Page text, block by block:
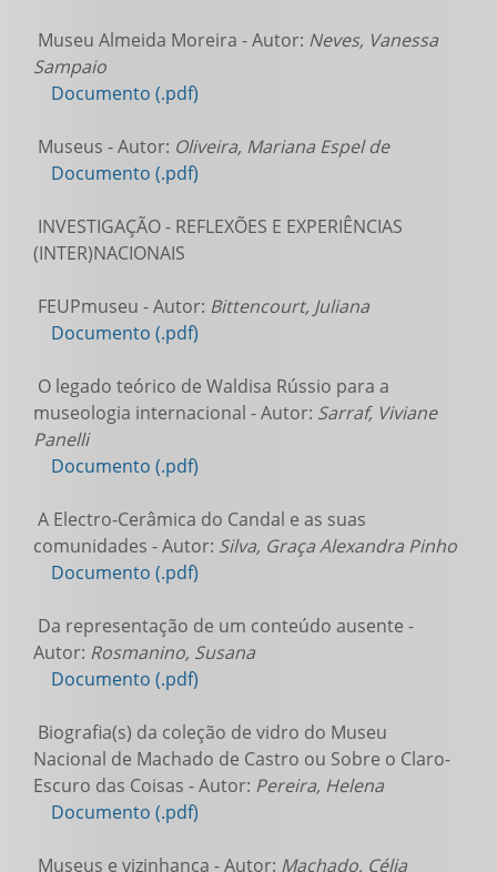
Museu Almeida Moreira - Autor: Neves, Vanessa
Sampaio
Documento (.pdf)
Museus - Autor: Oliveira, Mariana Espel de
Documento (.pdf)
INVESTIGAÇÃO - REFLEXÕES E EXPERIÊNCIAS
(INTER)NACIONAIS
FEUPmuseu - Autor: Bittencourt, Juliana
Documento (.pdf)
O legado teórico de Waldisa Rússio para a
museologia internacional - Autor: Sarraf, Viviane
Panelli
Documento (.pdf)
A Electro-Cerâmica do Candal e as suas
comunidades - Autor: Silva, Graça Alexandra Pinho
Documento (.pdf)
Da representação de um conteúdo ausente -
Autor: Rosmanino, Susana
Documento (.pdf)
Biografia(s) da coleção de vidro do Museu
Nacional de Machado de Castro ou Sobre o Claro-
Escuro das Coisas - Autor: Pereira, Helena
Documento (.pdf)
Museus e vizinhança - Autor: Machado, Célia